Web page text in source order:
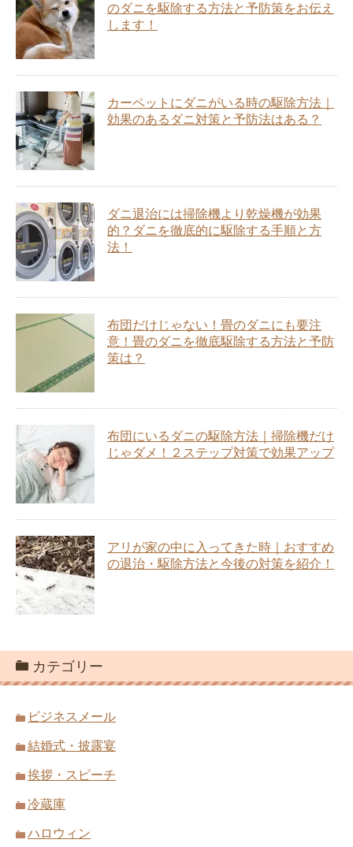
のダニを駆除する方法と予防策をお伝え
します！
カーペットにダニがいる時の駆除方法｜
効果のあるダニ対策と予防法はある？
ダニ退治には掃除機より乾燥機が効果
的？ダニを徹底的に駆除する手順と方
法！
布団だけじゃない！畳のダニにも要注
意！畳のダニを徹底駆除する方法と予防
策は？
布団にいるダニの駆除方法｜掃除機だけ
じゃダメ！２ステップ対策で効果アップ
アリが家の中に入ってきた時｜おすすめ
の退治・駆除方法と今後の対策を紹介！
カテゴリー
ビジネスメール
結婚式・披露宴
挨拶・スピーチ
冷蔵庫
ハロウィン